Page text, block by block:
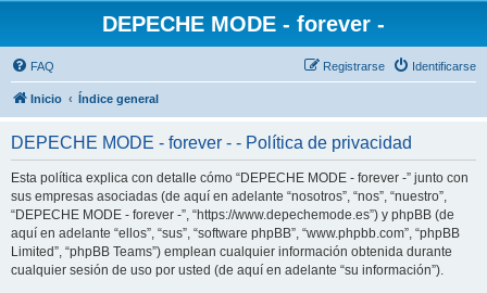
DEPECHE MODE - forever -
FAQ Identificarse
Registrarse
Inicio Índice general
DEPECHE MODE - forever - - Política de privacidad
Esta política explica con detalle cómo “DEPECHE MODE - forever -” junto con
sus empresas asociadas (de aquí en adelante “nosotros”, “nos”, “nuestro”,
“DEPECHE MODE - forever -”, “https://www.depechemode.es”) y phpBB (de
aquí en adelante “ellos”, “sus”, “software phpBB”, “www.phpbb.com”, “phpBB
Limited”, “phpBB Teams”) emplean cualquier información obtenida durante
cualquier sesión de uso por usted (de aquí en adelante “su información”).